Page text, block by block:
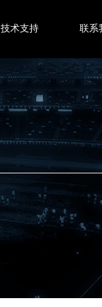
技术支持 联系